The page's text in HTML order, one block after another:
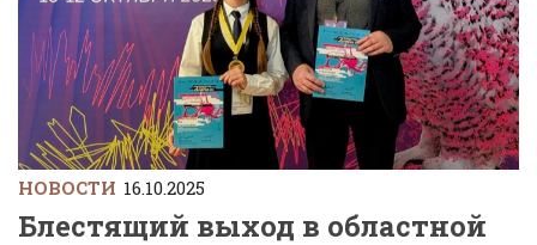
НОВОСТИ 16.10.2025
Блестящий выход в областной